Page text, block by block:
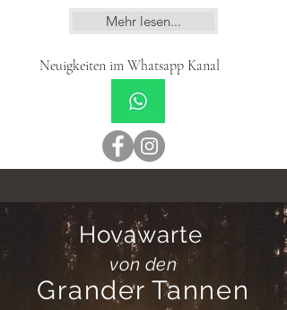
Mehr lesen...
Neuigkeiten im Whatsapp Kanal
Hovawarte
von den
Grander Tannen